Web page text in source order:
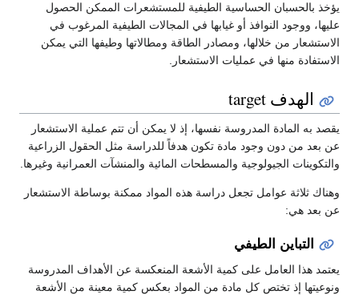
يؤخذ بالحسبان الحساسية الطيفية للمستشعرات الممكن الحصول
عليها، ووجود النوافذ أو غيابها في المجالات الطيفية المرغوب في
الاستشعار من خلالها، ومصادر الطاقة ومطالاتها وطيفها التي يمكن
الاستفادة منها في عمليات الاستشعار.
الهدف target
يقصد به المادة المدروسة نفسها، إذ لا يمكن أن تتم عملية الاستشعار
عن بعد من دون وجود مادة تكون هدفاً للدراسة مثل الحقول الزراعية
والتكوينات الجيولوجية والمسطحات المائية والمنشآت العمرانية وغيرها.
وهناك ثلاثة عوامل تجعل دراسة هذه المواد ممكنة بوساطة الاستشعار
عن بعد هي:
التباين الطيفي
يعتمد هذا العامل على كمية الأشعة المنعكسة عن الأهداف المدروسة
ونوعيتها إذ تختص كل مادة من المواد بعكس كمية معينة من الأشعة